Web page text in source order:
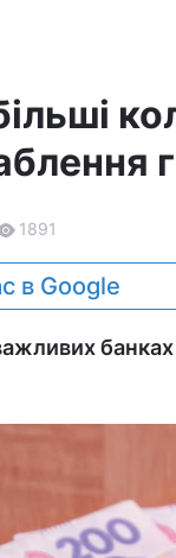
1891
в Google